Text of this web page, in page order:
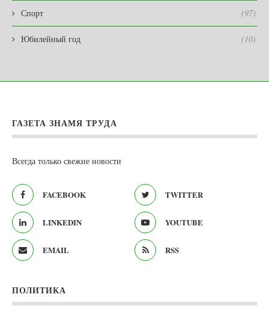
Спорт (97)
Юбилейный год (10)
ГАЗЕТА ЗНАМЯ ТРУДА
Всегда только свежие новости
FACEBOOK TWITTER
LINKEDIN YOUTUBE
EMAIL RSS
ПОЛИТИКА